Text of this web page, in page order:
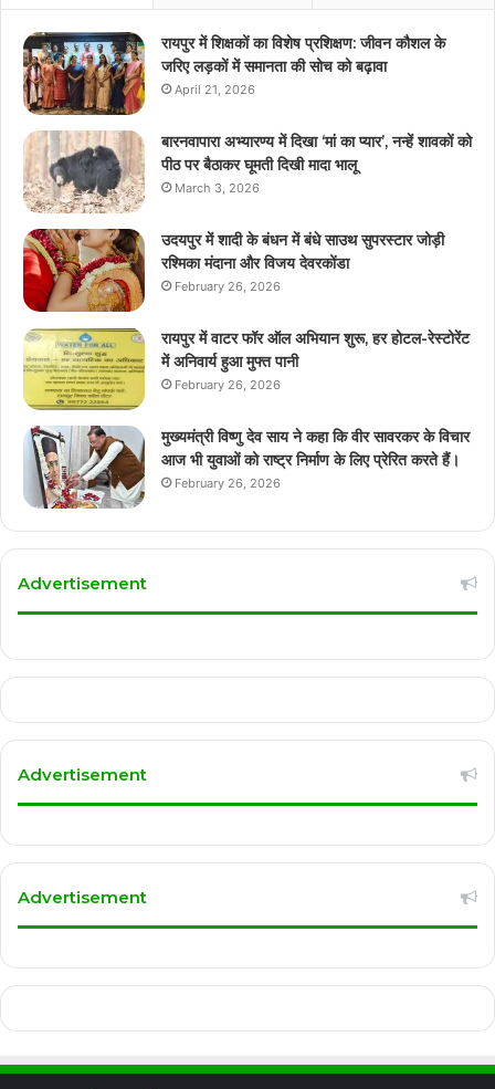
रायपुर में शिक्षकों का विशेष प्रशिक्षण: जीवन कौशल के
जरिए लड़कों में समानता की सोच को बढ़ावा
April 21, 2026
बारनवापारा अभ्यारण्य में दिखा ‘मां का प्यार’, नन्हें शावकों को
पीठ पर बैठाकर घूमती दिखी मादा भालू
March 3, 2026
उदयपुर में शादी के बंधन में बंधे साउथ सुपरस्टार जोड़ी
रश्मिका मंदाना और विजय देवरकोंडा
February 26, 2026
रायपुर में वाटर फॉर ऑल अभियान शुरू, हर होटल-रेस्टोरेंट
में अनिवार्य हुआ मुफ्त पानी
February 26, 2026
मुख्यमंत्री विष्णु देव साय ने कहा कि वीर सावरकर के विचार
आज भी युवाओं को राष्ट्र निर्माण के लिए प्रेरित करते हैं।
February 26, 2026
Advertisement
Advertisement
Advertisement